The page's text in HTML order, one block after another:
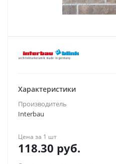
Характеристики
Производитель
Interbau
Цена за 1 шт
118.30 руб.